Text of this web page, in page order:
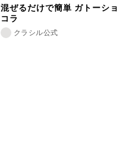
混ぜるだけで簡単 ガトーショ
コラ
クラシル公式